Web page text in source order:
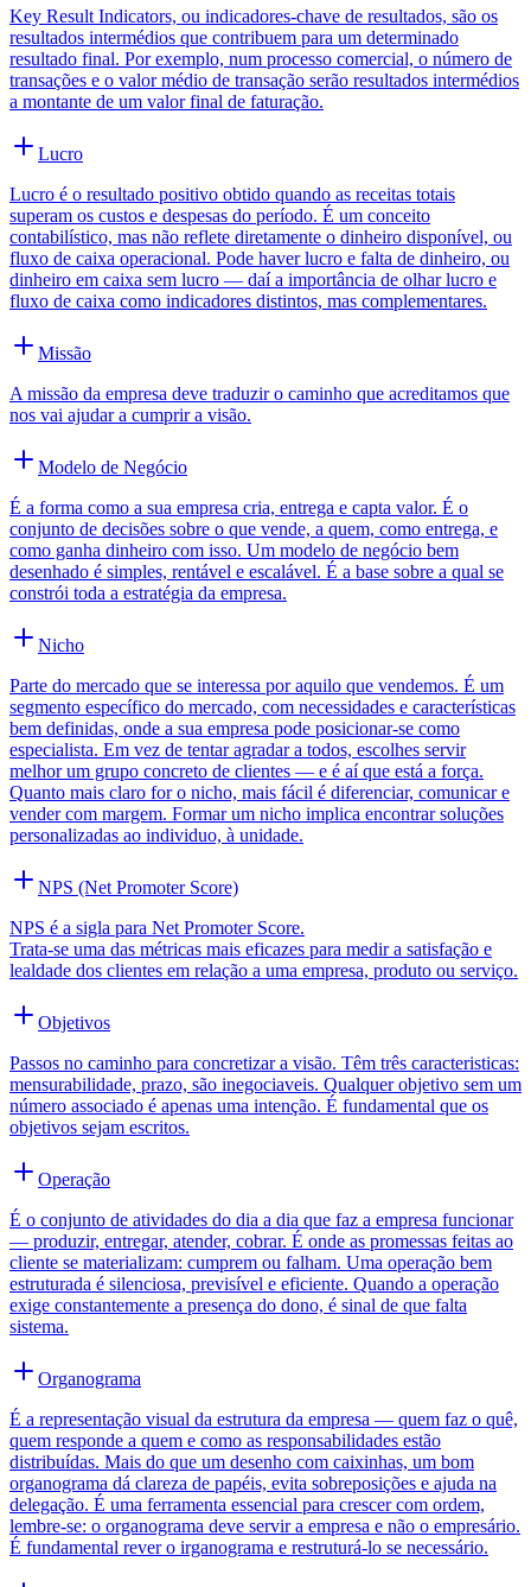
Key Result Indicators, ou indicadores-chave de resultados, são os
resultados intermédios que contribuem para um determinado
resultado final. Por exemplo, num processo comercial, o número de
transações e o valor médio de transação serão resultados intermédios
a montante de um valor final de faturação.
Lucro
Lucro é o resultado positivo obtido quando as receitas totais
superam os custos e despesas do período. É um conceito
contabilístico, mas não reflete diretamente o dinheiro disponível, ou
fluxo de caixa operacional. Pode haver lucro e falta de dinheiro, ou
dinheiro em caixa sem lucro — daí a importância de olhar lucro e
fluxo de caixa como indicadores distintos, mas complementares.
Missão
A missão da empresa deve traduzir o caminho que acreditamos que
nos vai ajudar a cumprir a visão.
Modelo de Negócio
É a forma como a sua empresa cria, entrega e capta valor. É o
conjunto de decisões sobre o que vende, a quem, como entrega, e
como ganha dinheiro com isso. Um modelo de negócio bem
desenhado é simples, rentável e escalável. É a base sobre a qual se
constrói toda a estratégia da empresa.
Nicho
Parte do mercado que se interessa por aquilo que vendemos. É um
segmento específico do mercado, com necessidades e características
bem definidas, onde a sua empresa pode posicionar-se como
especialista. Em vez de tentar agradar a todos, escolhes servir
melhor um grupo concreto de clientes — e é aí que está a força.
Quanto mais claro for o nicho, mais fácil é diferenciar, comunicar e
vender com margem. Formar um nicho implica encontrar soluções
personalizadas ao individuo, à unidade.
NPS (Net Promoter Score)
NPS é a sigla para Net Promoter Score.
Trata-se uma das métricas mais eficazes para medir a satisfação e
lealdade dos clientes em relação a uma empresa, produto ou serviço.
Objetivos
Passos no caminho para concretizar a visão. Têm três caracteristicas:
mensurabilidade, prazo, são inegociaveis. Qualquer objetivo sem um
número associado é apenas uma intenção. É fundamental que os
objetivos sejam escritos.
Operação
É o conjunto de atividades do dia a dia que faz a empresa funcionar
— produzir, entregar, atender, cobrar. É onde as promessas feitas ao
cliente se materializam: cumprem ou falham. Uma operação bem
estruturada é silenciosa, previsível e eficiente. Quando a operação
exige constantemente a presença do dono, é sinal de que falta
sistema.
Organograma
É a representação visual da estrutura da empresa — quem faz o quê,
quem responde a quem e como as responsabilidades estão
distribuídas. Mais do que um desenho com caixinhas, um bom
organograma dá clareza de papéis, evita sobreposições e ajuda na
delegação. É uma ferramenta essencial para crescer com ordem,
lembre-se: o organograma deve servir a empresa e não o empresário.
É fundamental rever o irganograma e restruturá-lo se necessário.